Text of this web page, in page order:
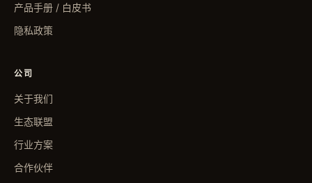
产品手册 / 白皮书
隐私政策
公司
关于我们
生态联盟
行业方案
合作伙伴